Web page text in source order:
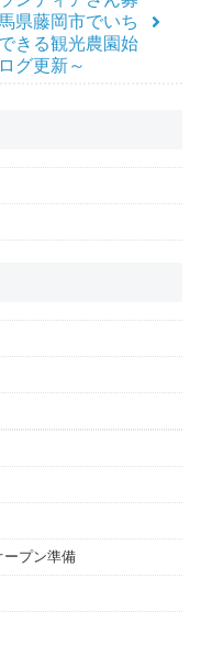
県藤岡市でいち
きる観光農園始
グ更新～
ープン準備